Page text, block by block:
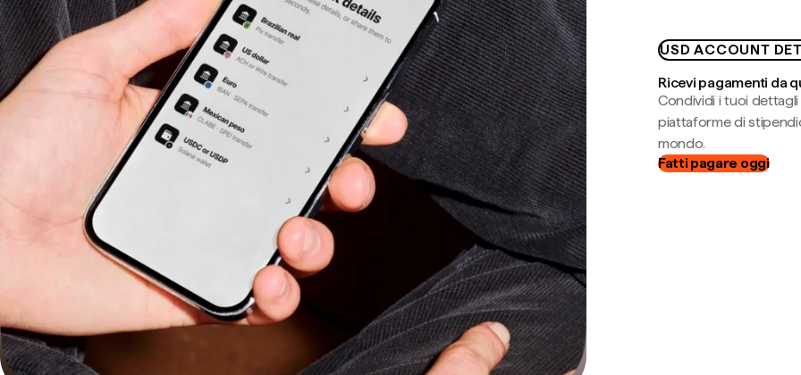
USD ACCOUNT
Ricevi pagamenti da
Condividi i tuoi dettagli
piattaforme di
mondo.
Fatti pagare oggi